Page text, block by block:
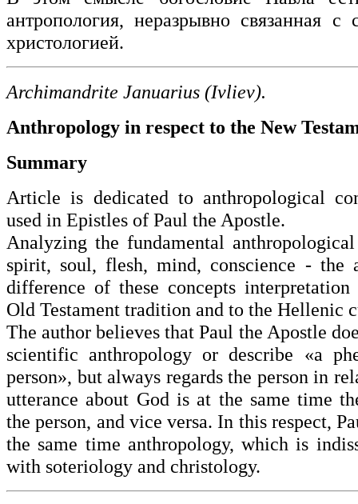
антропология, неразрывно связанная с
христологией.
Archimandrite Januarius (Ivliev).
Anthropology in respect to the New
Summary
Article is dedicated to anthropological
used in Epistles of Paul the Apostle.
Analyzing the fundamental
spirit, soul, flesh, mind, conscience - the
difference of these concepts
Old Testament tradition and to the Hellenic
The author believes that Paul the Apostle
scientific anthropology or describe «a
person», but always regards the person in
utterance about God is at the same time
the person, and vice versa. In this respect,
the same time anthropology, which is
with soteriology and christology.